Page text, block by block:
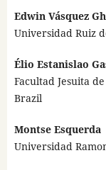
Edwin Vásquez
Universidad Ruiz
Élio Estanislao
Facultad Jesuita
Brazil
Montse Esquerda
Universidad